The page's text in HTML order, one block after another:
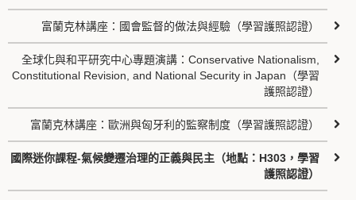
富蘭克林講座：國會監督的做法與經驗（學習護照認證）
全球化與和平研究中心專題演講：Conservative Nationalism,
Constitutional Revision, and National Security in Japan（學習
護照認證）
富蘭克林講座：歐洲與匈牙利的監察制度（學習護照認證）
國際迷你課程-氣候變遷治理的正義與民主（地點：H303，學習
護照認證）